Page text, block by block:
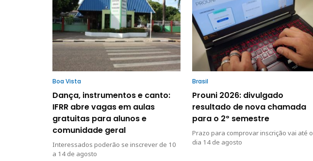
Boa Vista
Dança, instrumentos e canto:
IFRR abre vagas em aulas
gratuitas para alunos e
comunidade geral
Interessados poderão se inscrever de 10
a 14 de agosto
Brasil
Prouni 2026: divulgado
resultado de nova chamada
para o 2º semestre
Prazo para comprovar inscrição vai até o
dia 14 de agosto